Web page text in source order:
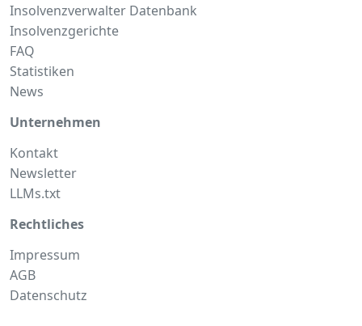
Insolvenzverwalter Datenbank
Insolvenzgerichte
FAQ
Statistiken
News
Unternehmen
Kontakt
Newsletter
LLMs.txt
Rechtliches
Impressum
AGB
Datenschutz